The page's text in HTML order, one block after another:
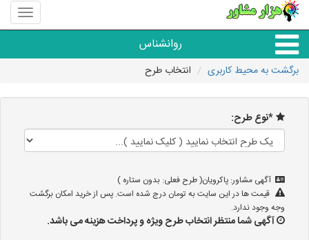
منوی
سایت
مشاور
روانشناس
گروه روانشناسی
برگشت به محیط کاربری انتخاب طرح
*نوع طرح:
آگهی مشاور: پاکرویان( طرح فعلی: بدون ستاره )
قیمت ها در این سایت به تومان درج شده است. پس از خرید امکان برگشت
وجه وجود ندارد.
آگهی شما منتظر انتخاب طرح ویژه و پرداخت هزینه می باشد.